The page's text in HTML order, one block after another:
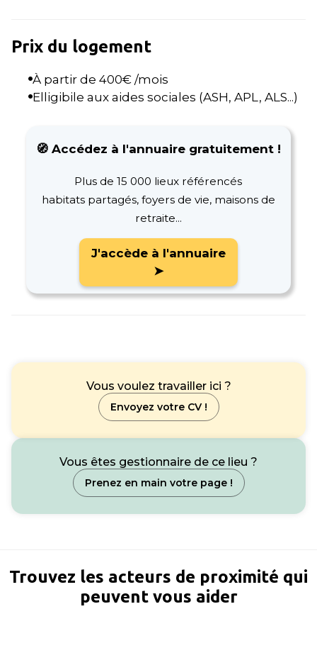
Prix du logement
À partir de 400€ /mois
Elligibile aux aides sociales (ASH, APL, ALS...)
🧭 Accédez à l'annuaire gratuitement !
Plus de 15 000 lieux référencés
habitats partagés, foyers de vie, maisons de
retraite...
J'accède à l'annuaire
➤
Vous voulez travailler ici ?
Envoyez votre CV !
Vous êtes gestionnaire de ce lieu ?
Prenez en main votre page !
Trouvez les acteurs de proximité qui
peuvent vous aider